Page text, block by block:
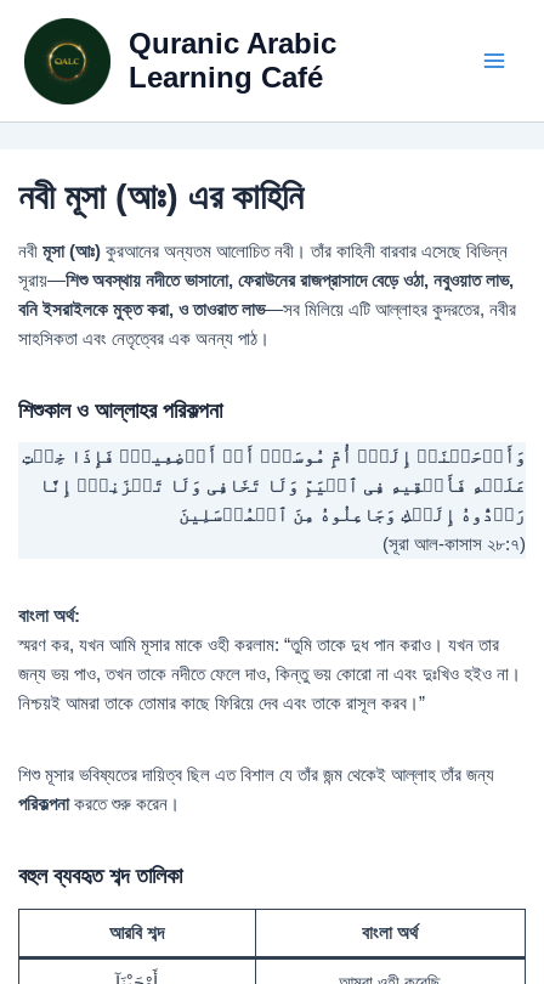
content
Quranic Arabic
Learning Café
নবী মূসা (আঃ) এর কাহিনি
নবী মূসা (আঃ)কুরআনের অন্যতম আলোচিত নবী। তাঁর কাহিনী বারবার এসেছে বিভিন্ন
সূরায়—শিশু অবস্থায় নদীতে ভাসানো, ফেরাউনের রাজপ্রাসাদে বেড়ে ওঠা, নবুওয়াত লাভ,
বনি ইসরাইলকে মুক্ত করা, ও তাওরাত লাভ—সব মিলিয়ে এটি আল্লাহর কুদরতের, নবীর
সাহসিকতা এবং নেতৃত্বের এক অনন্য পাঠ।
শিশুকাল ও আল্লাহর পরিকল্পনা
وَأَوۡحَیۡنَاۤ إِلَىٰۤ أُمِّ مُوسَىٰۤ أَنۡ أَرۡضِعِیهِۖ فَإِذَا خِفۡتِ
عَلَیۡهِ فَأَلۡقِیهِ فِی ٱلۡیَمِّ وَلَا تَخَافِی وَلَا تَحۡزَنِیۤۖ إِنَّا
رَاۤدُّوهُ إِلَیۡكِ وَجَاعِلُوهُ مِنَ ٱلۡمُرۡسَلِینَ
(সূরা আল-কাসাস ২৮:৭)
বাংলা অর্থ:
স্মরণ কর, যখন আমি মূসার মাকে ওহী করলাম: “তুমি তাকে দুধ পান করাও। যখন তার
জন্য ভয় পাও, তখন তাকে নদীতে ফেলে দাও, কিন্তু ভয় কোরো না এবং দুঃখিও হইও না।
নিশ্চয়ই আমরা তাকে তোমার কাছে ফিরিয়ে দেব এবং তাকে রাসূল করব।”
শিশু মূসার ভবিষ্যতের দায়িত্ব ছিল এত বিশাল যে তাঁর জন্ম থেকেই আল্লাহ তাঁর জন্য
পরিকল্পনাকরতে শুরু করেন।
বহুল ব্যবহৃত শব্দ তালিকা
আরবি শব্দ বাংলা অর্থ